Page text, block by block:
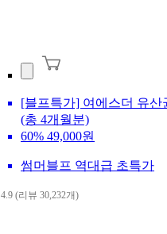
[블프특가] 여에스더 유산
(총 4개월분)
60% 49,000원
썸머블프 역대급 초특가
4.9 (리뷰 30,232개)